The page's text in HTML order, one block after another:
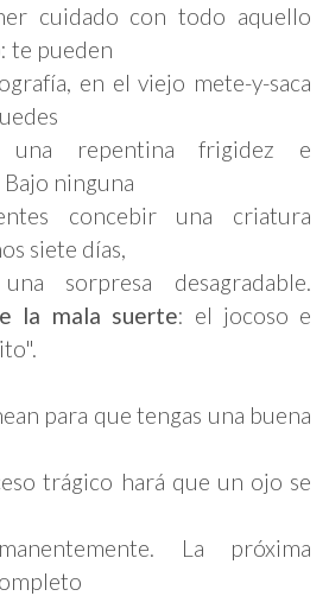
cuidado con todo aquello
te pueden
en el viejo mete-y-saca
repentina frigidez e
ninguna
concebir una criatura
siete días,
sorpresa desagradable.
la mala suerte: el jocoso e
para que tengas una buena
trágico hará que un ojo se
La próxima